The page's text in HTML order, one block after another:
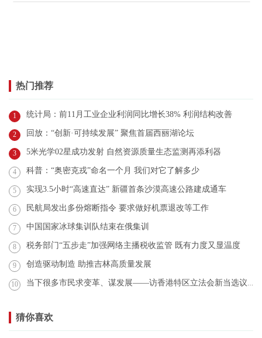
热门推荐
1 统计局：前11月工业企业利润同比增长38% 利润结构改善
2 回放：“创新·可持续发展” 聚焦首届西丽湖论坛
3 5米光学02星成功发射 自然资源质量生态监测再添利器
4 科普：“奥密克戎”命名一个月 我们对它了解多少
5 实现3.5小时“高速直达” 新疆首条沙漠高速公路建成通车
6 民航局发出多份熔断指令 要求做好机票退改等工作
7 中国国家冰球集训队结束在俄集训
8 税务部门“五步走”加强网络主播税收监管 既有力度又显温度
9 创造驱动制造 助推吉林高质量发展
10 当下很多市民求变革、谋发展——访香港特区立法会新当选议员张欣宇
猜你喜欢